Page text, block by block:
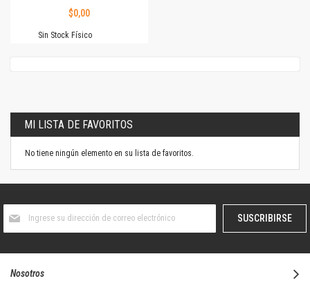
$0,00
Sin Stock Físico
MI LISTA DE FAVORITOS
No tiene ningún elemento en su lista de favoritos.
boletín
SUSCRIBIRSE
Nosotros